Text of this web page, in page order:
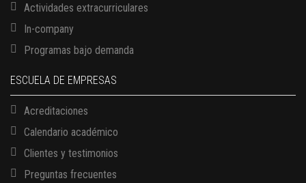
Actividades extracurriculares
In-company
Programas bajo demanda
ESCUELA DE EMPRESAS
Acreditaciones
Calendario académico
Clientes y testimonios
Preguntas frecuentes